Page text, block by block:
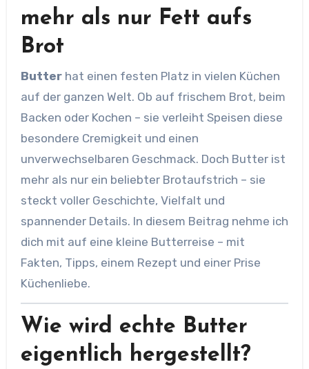
mehr als nur Fett aufs
Brot
Butterhat einen festen Platz in vielen Küchen
auf der ganzen Welt. Ob auf frischem Brot, beim
Backen oder Kochen – sie verleiht Speisen diese
besondere Cremigkeit und einen
unverwechselbaren Geschmack. Doch Butter ist
mehr als nur ein beliebter Brotaufstrich – sie
steckt voller Geschichte, Vielfalt und
spannender Details. In diesem Beitrag nehme ich
dich mit auf eine kleine Butterreise – mit
Fakten, Tipps, einem Rezept und einer Prise
Küchenliebe.
Wie wird echte Butter
eigentlich hergestellt?